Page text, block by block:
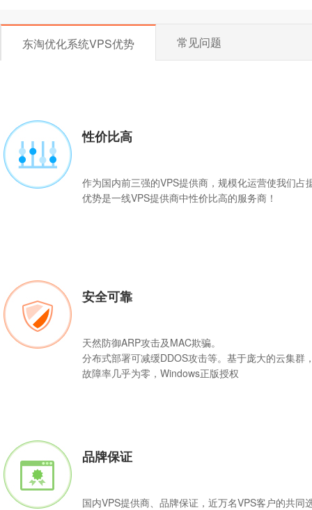
东淘优化系统VPS优势 常见问题
性价比高
作为国内前三强的VPS提供商，规模化运营使我们占
优势是一线VPS提供商中性价比高的服务商！
安全可靠
天然防御ARP攻击及MAC欺骗。
分布式部署可减缓DDOS攻击等。基于庞大的云集群
故障率几乎为零，Windows正版授权
品牌保证
国内VPS提供商、品牌保证，近万名VPS客户的共同